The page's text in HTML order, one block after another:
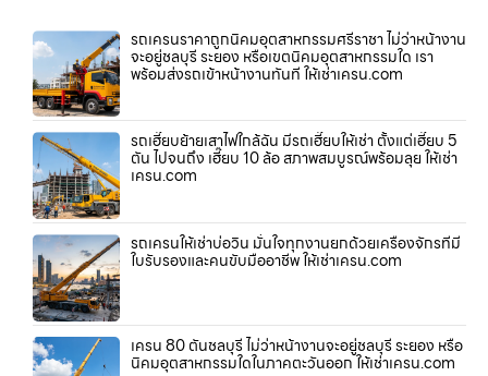
รถเครนราคาถูกนิคมอุตสาหกรรมศรีราชา ไม่ว่าหน้างาน
จะอยู่ชลบุรี ระยอง หรือเขตนิคมอุตสาหกรรมใด เรา
พร้อมส่งรถเข้าหน้างานทันที ให้เช่าเครน.com
รถเฮี๊ยบย้ายเสาไฟใกล้ฉัน มีรถเฮี๊ยบให้เช่า ตั้งแต่เฮี๊ยบ 5
ตัน ไปจนถึง เฮี๊ยบ 10 ล้อ สภาพสมบูรณ์พร้อมลุย ให้เช่า
เครน.com
รถเครนให้เช่าบ่อวิน มั่นใจทุกงานยกด้วยเครื่องจักรที่มี
ใบรับรองและคนขับมืออาชีพ ให้เช่าเครน.com
เครน 80 ตันชลบุรี ไม่ว่าหน้างานจะอยู่ชลบุรี ระยอง หรือ
นิคมอุตสาหกรรมใดในภาคตะวันออก ให้เช่าเครน.com